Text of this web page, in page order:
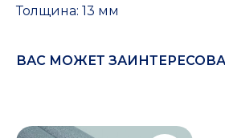
Толщина: 13 мм
ВАС МОЖЕТ